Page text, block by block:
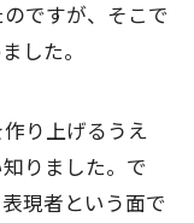
ですが、そこで
した。
り上げるうえ
りました。で
現者という面で